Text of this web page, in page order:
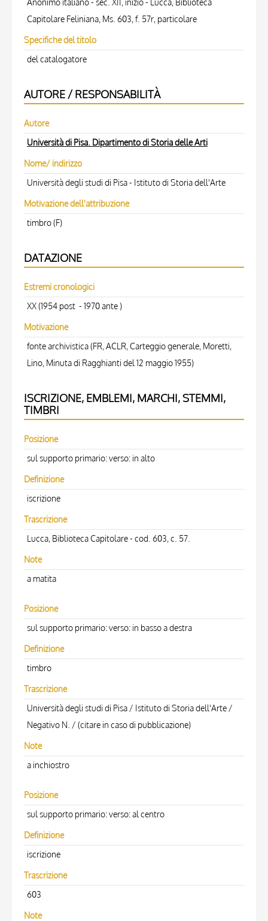
Capitolare Feliniana, Ms. 603, f. 57r, particolare
Specifiche del titolo
del catalogatore
AUTORE / RESPONSABILITÀ
Autore
Università di Pisa. Dipartimento di Storia delle Arti
Nome/ indirizzo
Università degli studi di Pisa - Istituto di Storia dell'Arte
Motivazione dell'attribuzione
timbro (F)
DATAZIONE
Estremi cronologici
XX (1954 post - 1970 ante )
Motivazione
fonte archivistica (FR, ACLR, Carteggio generale, Moretti,
Lino, Minuta di Ragghianti del 12 maggio 1955)
ISCRIZIONE, EMBLEMI, MARCHI, STEMMI,
TIMBRI
Posizione
sul supporto primario: verso: in alto
Definizione
iscrizione
Trascrizione
Lucca, Biblioteca Capitolare - cod. 603, c. 57.
Note
a matita
Posizione
sul supporto primario: verso: in basso a destra
Definizione
timbro
Trascrizione
Università degli studi di Pisa / Istituto di Storia dell'Arte /
Negativo N. / (citare in caso di pubblicazione)
Note
a inchiostro
Posizione
sul supporto primario: verso: al centro
Definizione
iscrizione
Trascrizione
603
Note